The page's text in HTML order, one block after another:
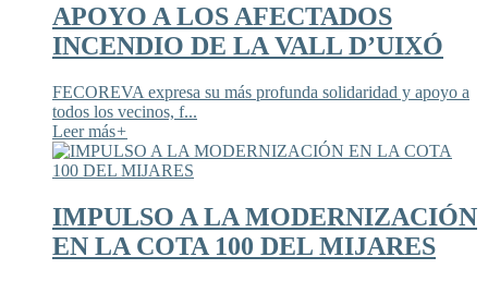
APOYO A LOS AFECTADOS
INCENDIO DE LA VALL D’UIXÓ
FECOREVA expresa su más profunda solidaridad y apoyo a
todos los vecinos, f...
Leer más+
IMPULSO A LA MODERNIZACIÓN
EN LA COTA 100 DEL MIJARES